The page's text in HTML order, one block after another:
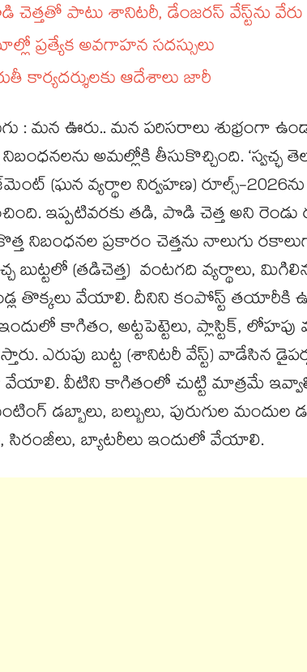
పాటు శానిటరీ, డేంజరస్‌‌‌‌‌‌‌‌ వేస్ట్‌‌‌‌‌‌‌‌ను
ప్రత్యేక అవగాహన సదస్సులు
ఆదేశాలు జారీ
: మన ఊరు.. మన పరిసరాలు శుభ్రంగా
నిబంధనలను అమల్లోకి తీసుకొచ్చింది.
(ఘన వ్యర్థాల నిర్వహణ) రూల్స్-
ఇప్పటివరకు తడి, పొడి చెత్త అని
నిబంధనల ప్రకారం చెత్తను నాలుగు
బుట్టలో (తడిచెత్త) వంటగది వ్యర్థాలు,
తొక్కలు వేయాలి. దీనిని కంపోస్ట్‌‌‌‌‌‌‌‌ తయారీకి
కాగితం, అట్టపెట్టెలు, ప్లాస్టిక్, లోహపు
ఎరుపు బుట్ట (శానిటరీ వేస్ట్) వాడేసిన
వేయాలి. వీటిని కాగితంలో చుట్టి మాత్రమే ఇవ్వాలి.
డబ్బాలు, బల్బులు, పురుగుల మందుల
బ్యాటరీలు ఇందులో వేయాలి.